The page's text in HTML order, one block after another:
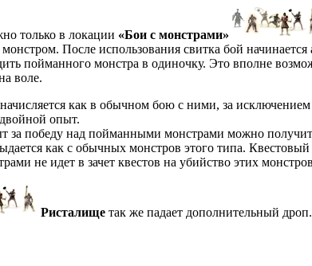
только в локации «Бои с монстрами»
После использования свитка бой
пойманного монстра в одиночку. Это вполне
воле.
как в обычном бою с ними, за исключением
опыт.
победу над пойманными монстрами можно
как с обычных монстров этого типа. Квестовый
не идет в зачет квестов на убийство этих
Ристалище так же падает дополнительный дроп.